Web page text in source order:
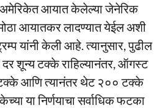
: अमेरिकेत आयात केलेल्या जेनेरिक
आयातकर लादण्यात येईल अशी
यांनी केली आहे. त्यानुसार, पुढील
दर शून्य टक्के राहिल्यानंतर, ऑगस्ट
आणि त्यानंतर थेट २०० टक्के
या निर्णयाचा सर्वाधिक फटका